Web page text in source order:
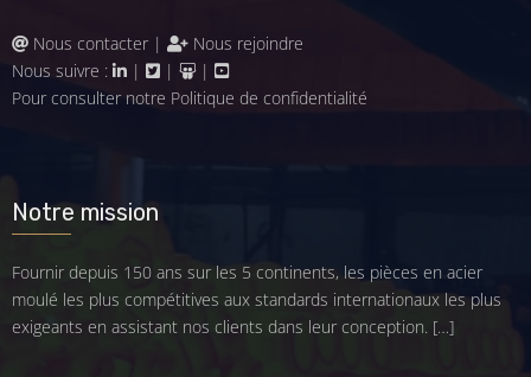
Nous contacter |
Nous rejoindre
Nous suivre :
| |
|
Pour consulter notre Politique de confidentialité
Notre mission
Fournir depuis 150 ans sur les 5 continents, les pièces en acier
moulé les plus compétitives aux standards internationaux les plus
exigeants en assistant nos clients dans leur conception. […]